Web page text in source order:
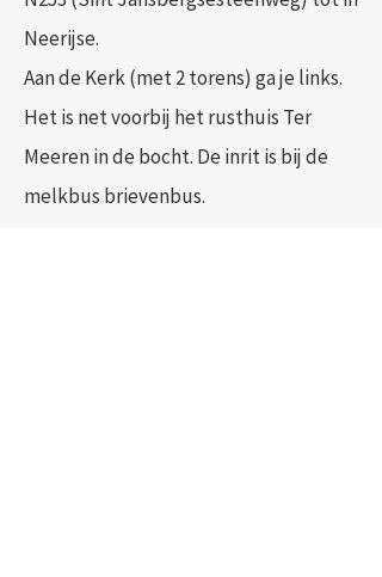
Neerijse.
Aan de Kerk (met 2 torens) ga je links.
Het is net voorbij het rusthuis Ter
Meeren in de bocht. De inrit is bij de
melkbus brievenbus.